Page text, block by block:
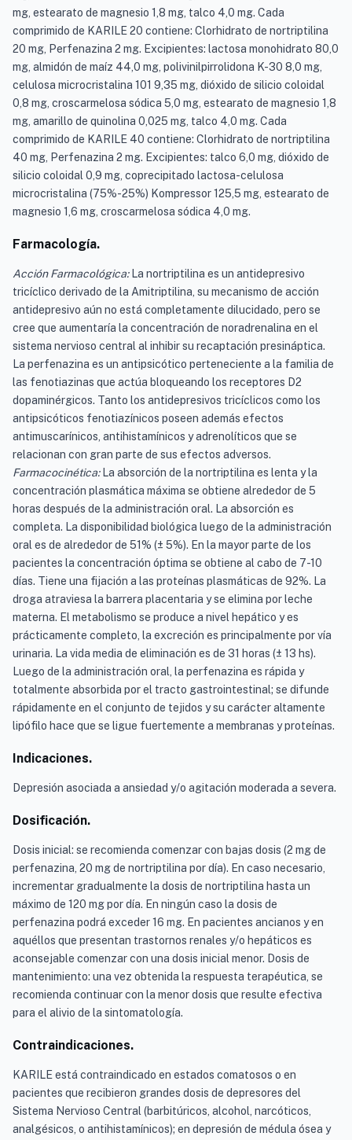
mg, estearato de magnesio 1,8 mg, talco 4,0 mg. Cada
comprimido de KARILE 20 contiene: Clorhidrato de nortriptilina
20 mg, Perfenazina 2 mg. Excipientes: lactosa monohidrato 80,0
mg, almidón de maíz 44,0 mg, polivinilpirrolidona K-30 8,0 mg,
celulosa microcristalina 101 9,35 mg, dióxido de silicio coloidal
0,8 mg, croscarmelosa sódica 5,0 mg, estearato de magnesio 1,8
mg, amarillo de quinolina 0,025 mg, talco 4,0 mg. Cada
comprimido de KARILE 40 contiene: Clorhidrato de nortriptilina
40 mg, Perfenazina 2 mg. Excipientes: talco 6,0 mg, dióxido de
silicio coloidal 0,9 mg, coprecipitado lactosa-celulosa
microcristalina (75%-25%) Kompressor 125,5 mg, estearato de
magnesio 1,6 mg, croscarmelosa sódica 4,0 mg.
Farmacología.
Acción Farmacológica: La nortriptilina es un antidepresivo
tricíclico derivado de la Amitriptilina, su mecanismo de acción
antidepresivo aún no está completamente dilucidado, pero se
cree que aumentaría la concentración de noradrenalina en el
sistema nervioso central al inhibir su recaptación presináptica.
La perfenazina es un antipsicótico perteneciente a la familia de
las fenotiazinas que actúa bloqueando los receptores D2
dopaminérgicos. Tanto los antidepresivos tricíclicos como los
antipsicóticos fenotiazínicos poseen además efectos
antimuscarínicos, antihistamínicos y adrenolíticos que se
relacionan con gran parte de sus efectos adversos.
Farmacocinética: La absorción de la nortriptilina es lenta y la
concentración plasmática máxima se obtiene alrededor de 5
horas después de la administración oral. La absorción es
completa. La disponibilidad biológica luego de la administración
oral es de alrededor de 51% (± 5%). En la mayor parte de los
pacientes la concentración óptima se obtiene al cabo de 7-10
días. Tiene una fijación a las proteínas plasmáticas de 92%. La
droga atraviesa la barrera placentaria y se elimina por leche
materna. El metabolismo se produce a nivel hepático y es
prácticamente completo, la excreción es principalmente por vía
urinaria. La vida media de eliminación es de 31 horas (± 13 hs).
Luego de la administración oral, la perfenazina es rápida y
totalmente absorbida por el tracto gastrointestinal; se difunde
rápidamente en el conjunto de tejidos y su carácter altamente
lipófilo hace que se ligue fuertemente a membranas y proteínas.
Indicaciones.
Depresión asociada a ansiedad y/o agitación moderada a severa.
Dosificación.
Dosis inicial: se recomienda comenzar con bajas dosis (2 mg de
perfenazina, 20 mg de nortriptilina por día). En caso necesario,
incrementar gradualmente la dosis de nortriptilina hasta un
máximo de 120 mg por día. En ningún caso la dosis de
perfenazina podrá exceder 16 mg. En pacientes ancianos y en
aquéllos que presentan trastornos renales y/o hepáticos es
aconsejable comenzar con una dosis inicial menor. Dosis de
mantenimiento: una vez obtenida la respuesta terapéutica, se
recomienda continuar con la menor dosis que resulte efectiva
para el alivio de la sintomatología.
Contraindicaciones.
KARILE está contraindicado en estados comatosos o en
pacientes que recibieron grandes dosis de depresores del
Sistema Nervioso Central (barbitúricos, alcohol, narcóticos,
analgésicos, o antihistamínicos); en depresión de médula ósea y